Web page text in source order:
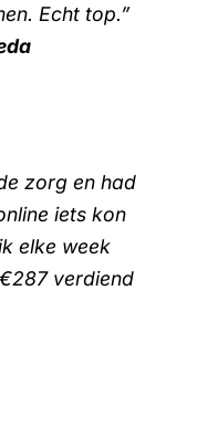
Echt top.”
zorg en had
iets kon
elke week
verdiend